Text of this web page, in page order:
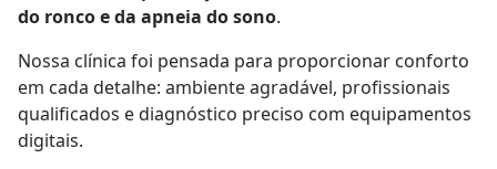
do ronco e da apneia do sono.
Nossa clínica foi pensada para proporcionar conforto
em cada detalhe: ambiente agradável, profissionais
qualificados e diagnóstico preciso com equipamentos
digitais.